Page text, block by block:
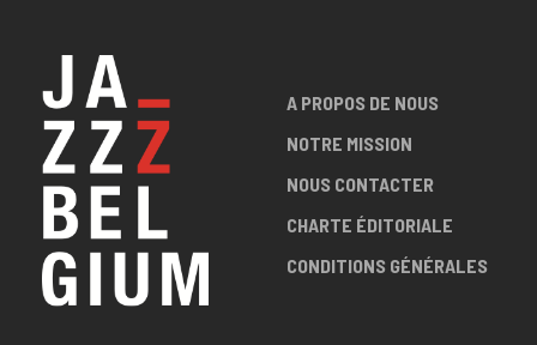
A PROPOS DE NOUS
NOTRE MISSION
NOUS CONTACTER
CHARTE ÉDITORIALE
CONDITIONS GÉNÉRALES